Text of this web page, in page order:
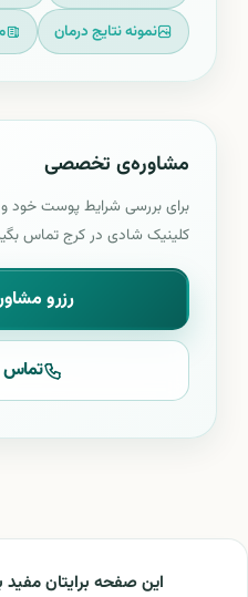
نمونه نتایج درمان
مشاوره‌ی تخصصی
برای بررسی شرایط پوست خود و
کلینیک شادی در کرج تماس
رزرو
تماس
این صفحه برایتان مفید